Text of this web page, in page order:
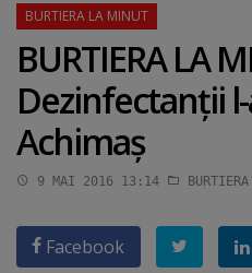
content
BURTIERA LA
Dezinfectanţii
Achimaş
9 MAI 2016 13:14
Facebook